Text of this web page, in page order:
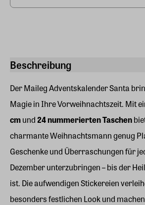
Beschreibung
Der Maileg Adventskalender Santa
Magie in Ihre Vorweihnachtszeit. Mit
cmund 24 nummerierten Taschen
charmante Weihnachtsmann genug
Geschenke und Überraschungen für
Dezember unterzubringen – bis der
ist. Die aufwendigen Stickereien
besonders festlichen Look und